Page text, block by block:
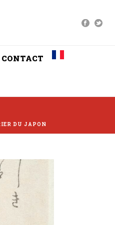
CONTACT
DU JAPON